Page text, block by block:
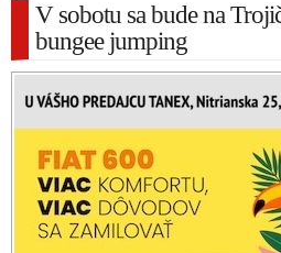
V sobotu sa bude na
bungee jumping